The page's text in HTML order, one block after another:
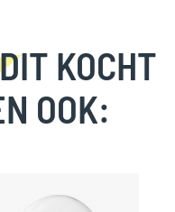
KOCHT
OOK: